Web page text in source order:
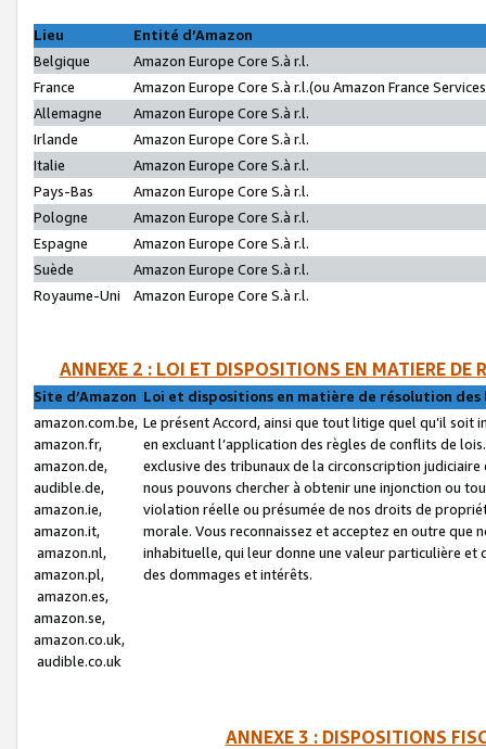
Lieu
Entité d’Amazon
Belgique
Amazon Europe Core S.à r.l.
France
Amazon Europe Core S.à r.l.(ou Amazon France
Allemagne
Amazon Europe Core S.à r.l.
Irlande
Amazon Europe Core S.à r.l.
Italie
Amazon Europe Core S.à r.l.
Pays-Bas
Amazon Europe Core S.à r.l.
Pologne
Amazon Europe Core S.à r.l.
Espagne
Amazon Europe Core S.à r.l.
Suède
Amazon Europe Core S.à r.l.
Royaume-Uni
Amazon Europe Core S.à r.l.
ANNEXE 2 : LOI ET DISPOSITIONS EN MATIERE DE
Site d’Amazon Loi et dispositions en matière de résolution
amazon.com.be,
amazon.fr,
amazon.de,
audible.de,
amazon.ie,
amazon.it,
amazon.nl,
amazon.pl,
amazon.es,
amazon.se,
amazon.co.uk,
audible.co.uk
Le présent Accord, ainsi que tout litige quel qu’il soit
en excluant l’application des règles de conflits de
exclusive des tribunaux de la circonscription
nous pouvons chercher à obtenir une injonction ou
violation réelle ou présumée de nos droits de
morale. Vous reconnaissez et acceptez en outre que
inhabituelle, qui leur donne une valeur particulière
des dommages et intérêts.
ANNEXE 3 : DISPOSITIONS